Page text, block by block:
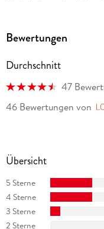
Bewertungen
Durchschnitt
47
46 Bewertungen von
Übersicht
5 Sterne
4 Sterne
3 Sterne
2 Sterne